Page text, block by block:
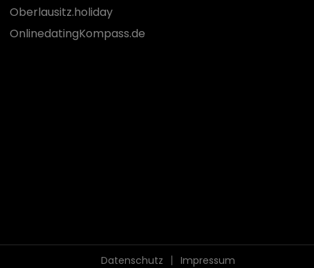
Oberlausitz.holiday
OnlinedatingKompass.de
Datenschutz Impressum